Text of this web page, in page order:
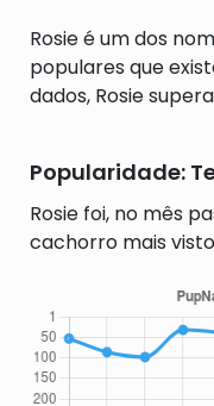
Rosie é um dos
populares que
dados, Rosie
Popularidade:
Rosie foi, no mês
cachorro mais